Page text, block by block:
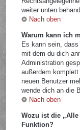
weiter unten
Nach oben
Warum kann ich
Es kann sein, dass
mit dem du dich
Administration
außerdem
neuen Benutzer
wende dich an die
Nach oben
Wozu ist die
Funktion?